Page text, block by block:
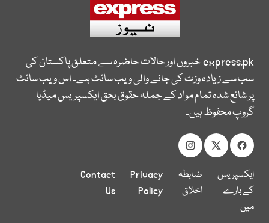
express.pkخبروں اور حالات حاضرہ سے متعلق پاکستان کی
سب سے زیادہ وزٹ کی جانے والی ویب سائٹ ہے۔ اس ویب سائٹ
پر شائع شدہ تمام مواد کے جملہ حقوق بحق ایکسپریس میڈیا
گروپ محفوظ ہیں۔
ایکسپریس
کے بارے
میں
ضابطہ
اخلاق
Privacy
Policy
Contact
Us